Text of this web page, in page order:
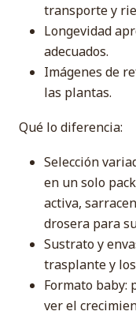
transporte y
Longevidad
adecuados.
Imágenes de
las plantas.
Qué lo diferencia:
Selección
en un solo
activa,
drosera para
Sustrato y
trasplante y
Formato baby:
ver el